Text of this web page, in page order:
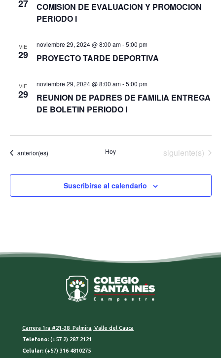
27
COMISION DE EVALUACION Y PROMOCION
PERIODO I
VIE
29
noviembre 29, 2024 @ 8:00 am-5:00 pm
PROYECTO TARDE DEPORTIVA
VIE
29
noviembre 29, 2024 @ 8:00 am-5:00 pm
REUNION DE PADRES DE FAMILIA ENTREGA
DE BOLETIN PERIODO I
Eventos
anterior(es) Hoy Eventos
siguiente(s)
Suscribirse al calendario
Carrera 1ra #21-38 Palmira, Valle del Cauca
Telefono:(+57 2) 287 2121
Celular:(+57) 316 4810275